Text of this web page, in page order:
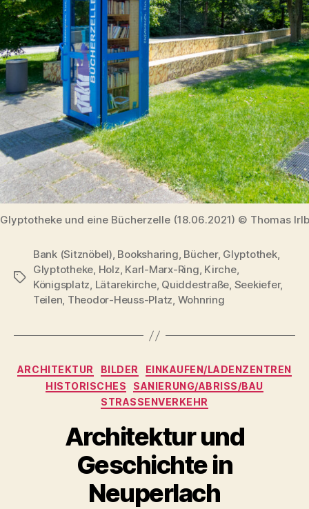
Glyptotheke und eine Bücherzelle (18.06.2021) © Thomas
Schlagwörter
Bank (Sitznöbel), Booksharing, Bücher, Glyptothek,
Glyptotheke, Holz, Karl-Marx-Ring, Kirche,
Königsplatz, Lätarekirche, Quiddestraße, Seekiefer,
Teilen, Theodor-Heuss-Platz, Wohnring
Kategorien
ARCHITEKTUR BILDER
EINKAUFEN/LADENZENTREN
HISTORISCHES
SANIERUNG/ABRISS/BAU
STRASSENVERKEHR
Architektur und
Geschichte in
Neuperlach